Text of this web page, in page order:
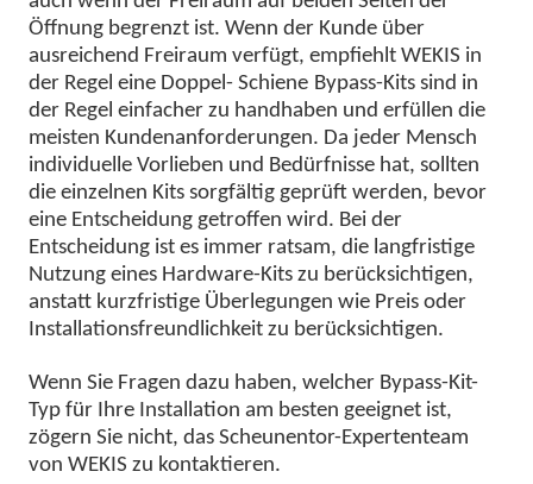
Öffnung begrenzt ist. Wenn der Kunde über
ausreichend Freiraum verfügt, empfiehlt WEKIS in
der Regel eine Doppel-Schiene Bypass-Kits sind in
der Regel einfacher zu handhaben und erfüllen die
meisten Kundenanforderungen. Da jeder Mensch
individuelle Vorlieben und Bedürfnisse hat, sollten
die einzelnen Kits sorgfältig geprüft werden, bevor
eine Entscheidung getroffen wird. Bei der
Entscheidung ist es immer ratsam, die langfristige
Nutzung eines Hardware-Kits zu berücksichtigen,
anstatt kurzfristige Überlegungen wie Preis oder
Installationsfreundlichkeit zu berücksichtigen.
Wenn Sie Fragen dazu haben, welcher Bypass-Kit-
Typ für Ihre Installation am besten geeignet ist,
zögern Sie nicht, das Scheunentor-Expertenteam
von WEKIS zu kontaktieren.